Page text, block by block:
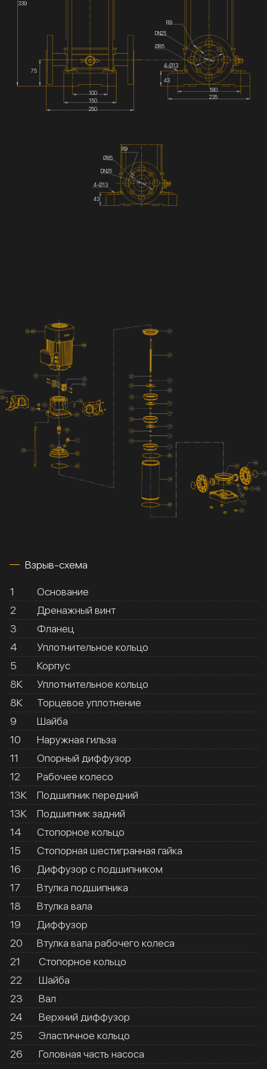
DN25
339
75
100
150
250
180
235
43
4-Ø13
Ø85
R9
DN25
R9
Ø85
4-Ø13
43
Взрыв-схема
1
Основание
2
Дренажный винт
3
Фланец
4
Уплотнительное кольцо
5
Корпус
8К
Уплотнительное кольцо
8К
Торцевое уплотнение
9
Шайба
10
Наружная гильза
11
Опорный диффузор
12
Рабочее колесо
13К
Подшипник передний
13К
Подшипник задний
14
Стопорное кольцо
15
Стопорная шестигранная гайка
16
Диффузор с подшипником
17
Втулка подшипника
18
Втулка вала
19
Диффузор
20
Втулка вала рабочего колеса
21
Стопорное кольцо
22
Шайба
23
Вал
24
Верхний диффузор
25
Эластичное кольцо
26
Головная часть насоса